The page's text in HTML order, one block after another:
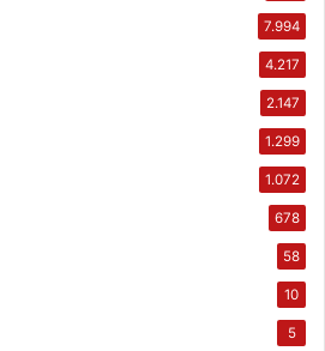
7.994
4.217
2.147
1.299
1.072
678
58
10
5